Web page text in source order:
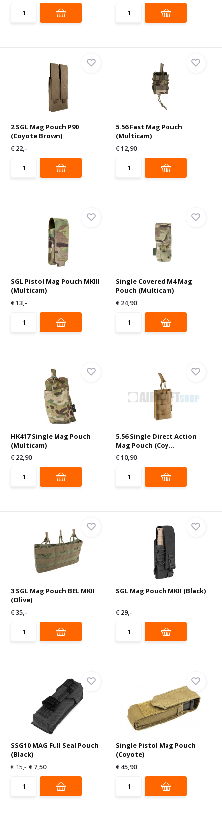
2 SGL Mag Pouch P90
(Coyote Brown)
€ 22,-
5.56 Fast Mag Pouch
(Multicam)
€ 12,90
SGL Pistol Mag Pouch MKIII
(Multicam)
€ 13,-
Single Covered M4 Mag
Pouch (Multicam)
€ 24,90
HK417 Single Mag Pouch
(Multicam)
€ 22,90
5.56 Single Direct Action
Mag Pouch (Coy...
€ 10,90
3 SGL Mag Pouch BEL MKII
(Olive)
€ 35,-
SGL Mag Pouch MKII (Black)
€ 29,-
SSG10 MAG Full Seal Pouch
(Black)
€ 15,- € 7,50
Single Pistol Mag Pouch
(Coyote)
€ 45,90